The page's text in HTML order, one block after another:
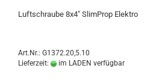
Luftschraube 8x4" SlimProp Elektro
Art.Nr.: G1372.20,5.10
Lieferzeit:
im LADEN verfügbar